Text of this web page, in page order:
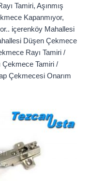
Tamiri, Aşınmış
Kapanmıyor,
içerenköy Mahallesi
Düşen Çekmece
Rayı Tamiri /
Çekmece Tamiri /
Çekmecesi Onarım